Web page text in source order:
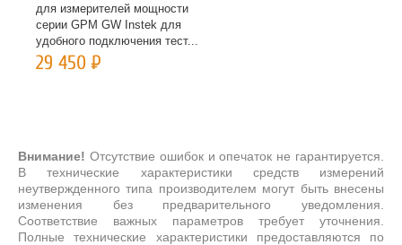
для измерителей мощности
серии GPM GW Instek для
удобного подключения тест...
29 450Р
Внимание! Отсутствие ошибок и опечаток не гарантируется.
В технические характеристики средств измерений
неутвержденного типа производителем могут быть внесены
изменения без предварительного уведомления.
Соответствие важных параметров требует уточнения.
Полные технические характеристики предоставляются по